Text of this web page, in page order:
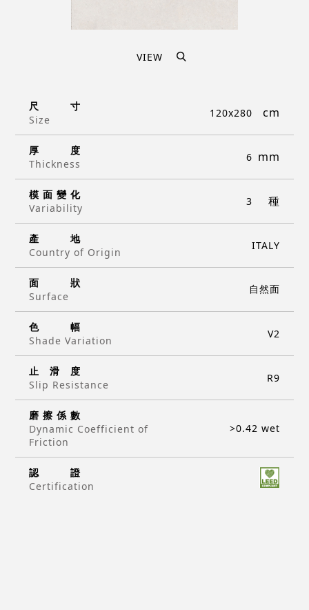
VIEW
尺
寸
Size
120x280
厚
度
Thickness
6
模 面 變 化
Variability
3
產
地
Country of Origin
ITALY
面
狀
Surface
自然面
色
幅
Shade Variation
V2
止 滑
度
Slip Resistance
R9
磨 擦 係 數
Dynamic Coefficient of
Friction
>0.42 wet
認
證
Certification